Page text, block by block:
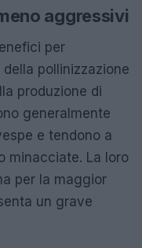
aggressivi
per
della pollinizzazione
produzione di
generalmente
e tendono a
minacciate. La loro
per la maggior
un grave